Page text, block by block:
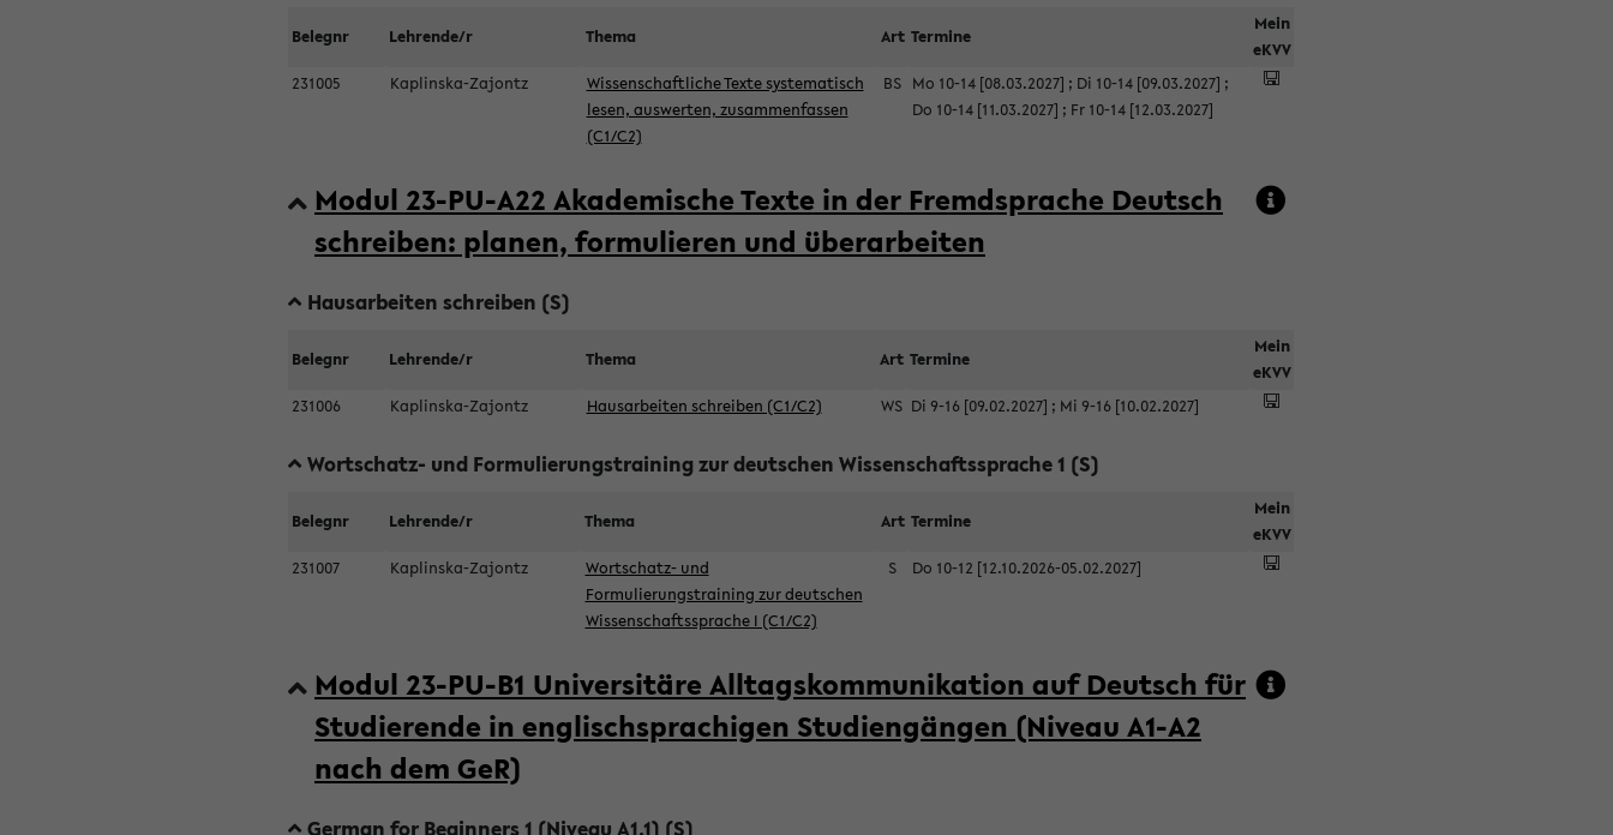
Belegnr Lehrende/r Thema Art Termine
Mein
eKVV
231005
Kaplinska-Zajontz
Wissenschaftliche Texte systematisch
lesen, auswerten, zusammenfassen
(C1/C2)
BS Mo 10-14 [08.03.2027] ; Di 10-14 [09.03.2027] ;
Do 10-14 [11.03.2027] ; Fr 10-14 [12.03.2027]
Modul 23-PU-A22 Akademische Texte in der Fremdsprache Deutsch
schreiben: planen, formulieren und überarbeiten
Hausarbeiten schreiben (S)
Belegnr Lehrende/r Thema Art Termine
Mein
eKVV
231006
Kaplinska-Zajontz Hausarbeiten schreiben (C1/C2) WS Di 9-16 [09.02.2027] ; Mi 9-16 [10.02.2027]
Wortschatz- und Formulierungstraining zur deutschen Wissenschaftssprache 1 (S)
Belegnr Lehrende/r Thema Art Termine
Mein
eKVV
231007
Kaplinska-Zajontz
Wortschatz- und
Formulierungstraining zur deutschen
Wissenschaftssprache I (C1/C2)
S Do 10-12 [12.10.2026-05.02.2027]
Modul 23-PU-B1 Universitäre Alltagskommunikation auf Deutsch für
Studierende in englischsprachigen Studiengängen (Niveau A1-A2
nach dem GeR)
German for Beginners 1 (Niveau A1.1) (S)